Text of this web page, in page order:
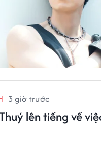
3 giờ trước
lên tiếng về